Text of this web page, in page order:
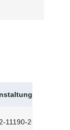
11190-2601